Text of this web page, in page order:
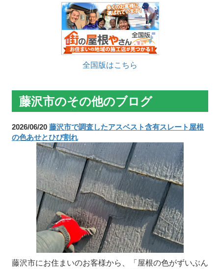
全国版はこちら
藤沢市のその他のブログ
2026/06/20 藤沢市で調査したアスベスト含有スレート屋根
の色あせとひび割れ
藤沢市にお住まいのお客様から、「屋根の色がずいぶん